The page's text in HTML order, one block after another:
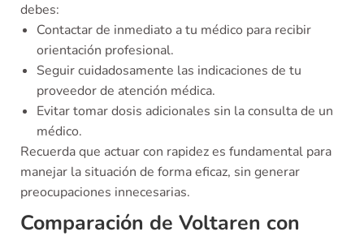
debes:
Contactar de inmediato a tu médico para recibir
orientación profesional.
Seguir cuidadosamente las indicaciones de tu
proveedor de atención médica.
Evitar tomar dosis adicionales sin la consulta de un
médico.
Recuerda que actuar con rapidez es fundamental para
manejar la situación de forma eficaz, sin generar
preocupaciones innecesarias.
Comparación de Voltaren con